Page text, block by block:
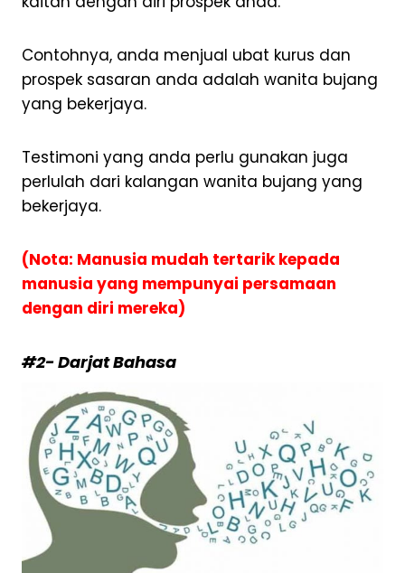
Contohnya, anda menjual ubat kurus dan
prospek sasaran anda adalah wanita bujang
yang bekerjaya.
Testimoni yang anda perlu gunakan juga
perlulah dari kalangan wanita bujang yang
bekerjaya.
(Nota: Manusia mudah tertarik kepada
manusia yang mempunyai persamaan
dengan diri mereka)
#2- Darjat Bahasa